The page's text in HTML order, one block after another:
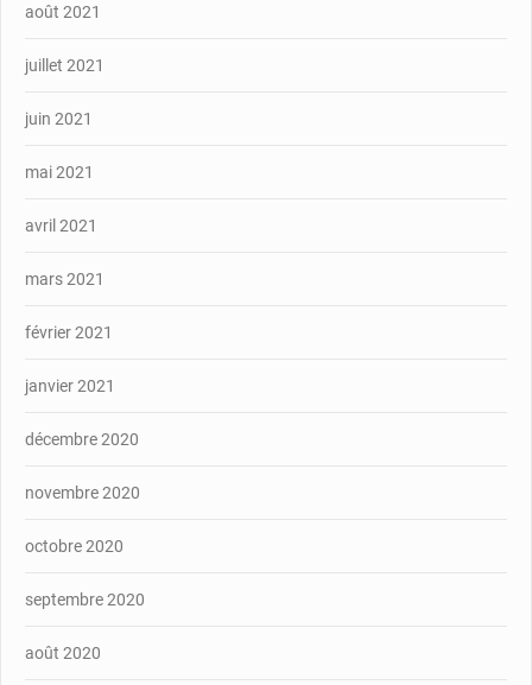
août 2021
juillet 2021
juin 2021
mai 2021
avril 2021
mars 2021
février 2021
janvier 2021
décembre 2020
novembre 2020
octobre 2020
septembre 2020
août 2020